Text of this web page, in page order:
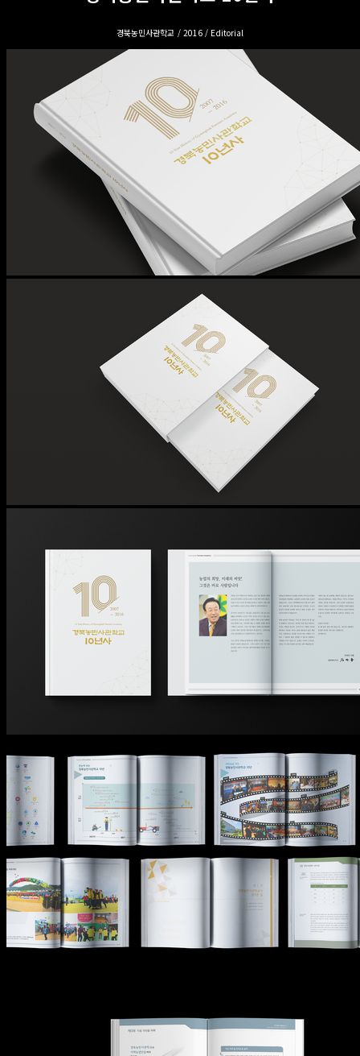
경북농민사관학교 / 2016 / Editorial